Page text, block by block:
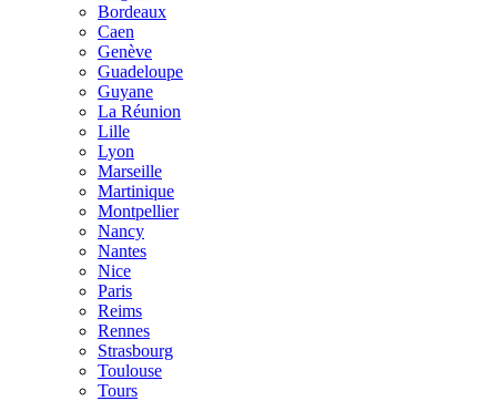
Bordeaux
Caen
Genève
Guadeloupe
Guyane
La Réunion
Lille
Lyon
Marseille
Martinique
Montpellier
Nancy
Nantes
Nice
Paris
Reims
Rennes
Strasbourg
Toulouse
Tours